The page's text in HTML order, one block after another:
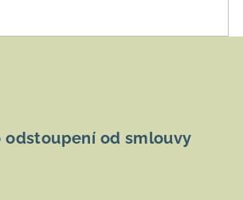
odstoupení od smlouvy